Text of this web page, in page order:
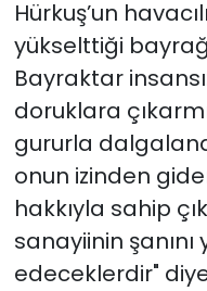
Hürkuş’un
yükselttiği
Bayraktar
doruklara
gururla
onun izinden
hakkıyla sahip
sanayiinin
edeceklerdir"